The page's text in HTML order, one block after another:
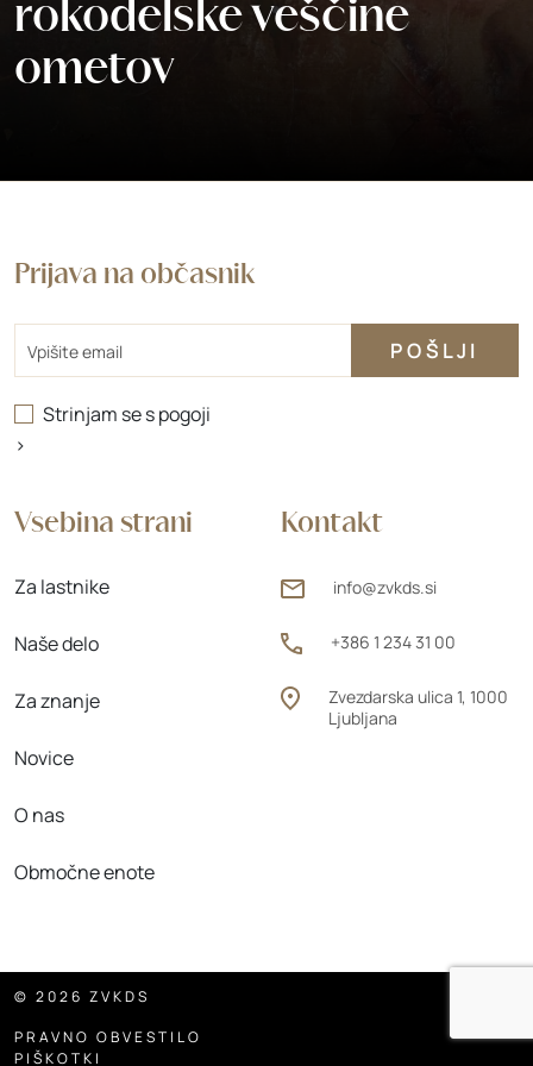
rokodelske veščine
ometov
Kontakt
info@zvkds.si
+386 1 234 31 00
Zvezdarska ulica 1, 1000
Ljubljana
Vsebina strani
Za lastnike
Naše delo
Za znanje
Novice
O nas
Območne enote
Prijava na občasnik
Strinjam se spogoji
>
© 2026 ZVKDS
PRAVNO OBVESTILO
PIŠKOTKI